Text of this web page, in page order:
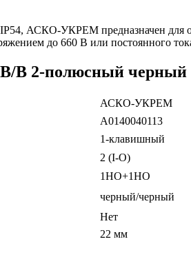
АСКО-УКРЕМ предназначен для
до 660 В или постоянного
B/B 2-полюсный
АСКО-УКРЕМ
A0140040113
1-клавишный
2 (I-O)
1НО+1НО
черный/черный
Нет
22 мм